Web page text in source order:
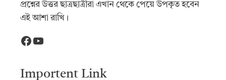
প্রশ্নের উত্তর ছাত্রছাত্রীরা এখান থেকে পেয়ে উপকৃত হবেন
এই আশা রাখি।
Facebook
YouTube
Importent Link